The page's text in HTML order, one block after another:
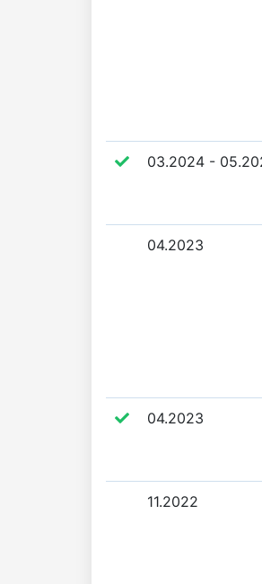
03.2024 -
04.2023
04.2023
11.2022